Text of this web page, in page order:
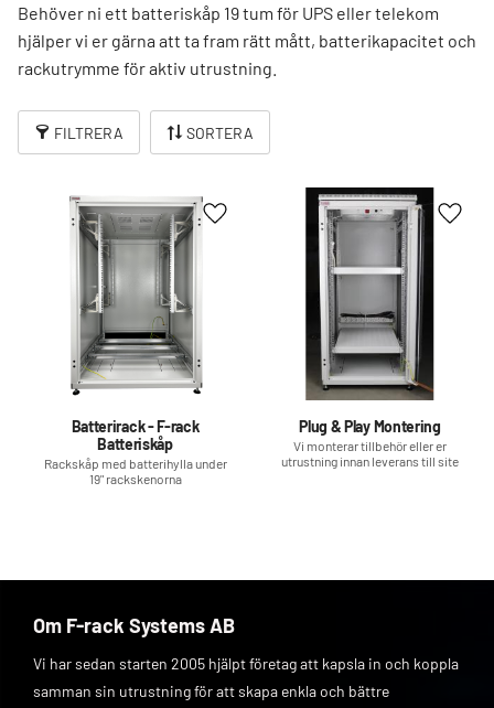
Behöver ni ett batteriskåp 19 tum för UPS eller telekom
hjälper vi er gärna att ta fram rätt mått, batterikapacitet och
rackutrymme för aktiv utrustning.
FILTRERA SORTERA
Batterirack - F-rack
Batteriskåp
Rackskåp med batterihylla under
19" rackskenorna
Lägg till i favoriter
Plug & Play Montering
Vi monterar tillbehör eller er
utrustning innan leverans till site
Lägg
Om F-rack Systems AB
Vi har sedan starten 2005 hjälpt företag att kapsla in och koppla
samman sin utrustning för att skapa enkla och bättre